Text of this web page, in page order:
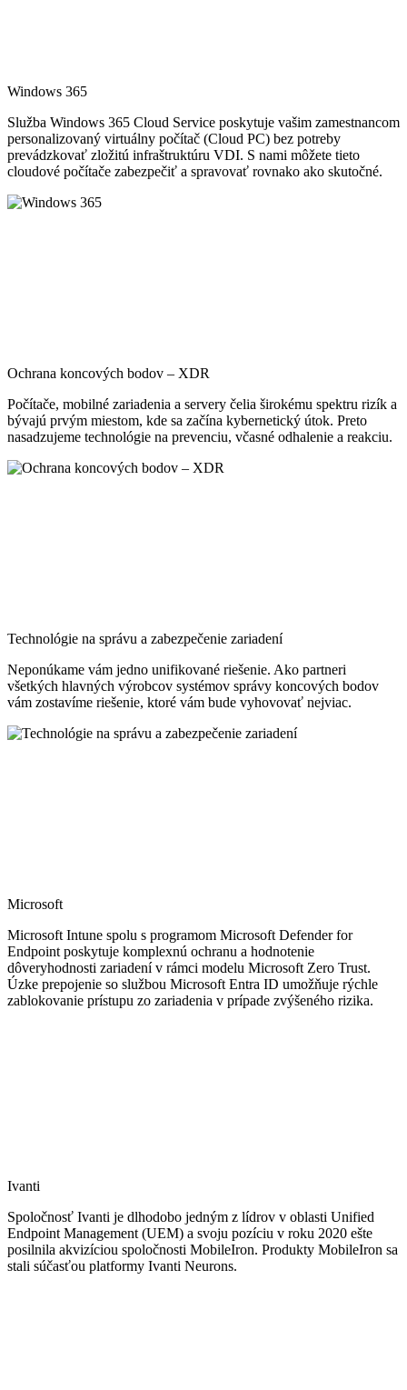
Windows 365
Služba Windows 365 Cloud Service poskytuje vašim zamestnancom
personalizovaný virtuálny počítač (Cloud PC) bez potreby
prevádzkovať zložitú infraštruktúru VDI. S nami môžete tieto
cloudové počítače zabezpečiť a spravovať rovnako ako skutočné.
Ochrana koncových bodov – XDR
Počítače, mobilné zariadenia a servery čelia širokému spektru rizík a
bývajú prvým miestom, kde sa začína kybernetický útok. Preto
nasadzujeme technológie na prevenciu, včasné odhalenie a reakciu.
Technológie na správu a zabezpečenie zariadení
Neponúkame vám jedno unifikované riešenie. Ako partneri
všetkých hlavných výrobcov systémov správy koncových bodov
vám zostavíme riešenie, ktoré vám bude vyhovovať nejviac.
Microsoft
Microsoft Intune spolu s programom Microsoft Defender for
Endpoint poskytuje komplexnú ochranu a hodnotenie
dôveryhodnosti zariadení v rámci modelu Microsoft Zero Trust.
Úzke prepojenie so službou Microsoft Entra ID umožňuje rýchle
zablokovanie prístupu zo zariadenia v prípade zvýšeného rizika.
Ivanti
Spoločnosť Ivanti je dlhodobo jedným z lídrov v oblasti Unified
Endpoint Management (UEM) a svoju pozíciu v roku 2020 ešte
posilnila akvizíciou spoločnosti MobileIron. Produkty MobileIron sa
stali súčasťou platformy Ivanti Neurons.